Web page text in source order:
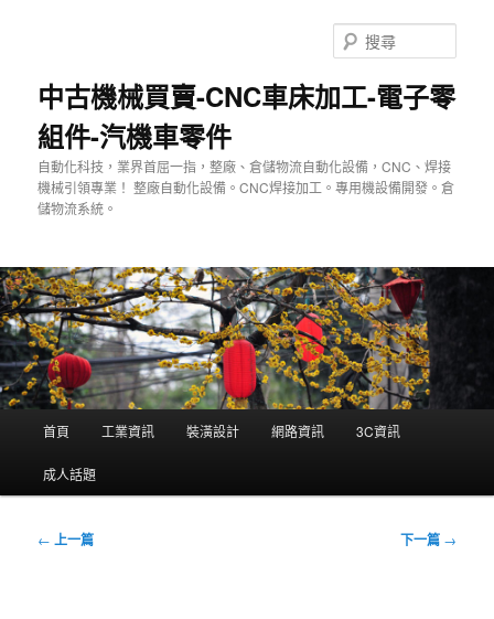
中古機械買賣-CNC車床加工-電子零
組件-汽機車零件
自動化科技，業界首屈一指，整廠、倉儲物流自動化設備，CNC、焊接
機械引領專業！ 整廠自動化設備。CNC焊接加工。專用機設備開發。倉
儲物流系統。
尋
單
首頁 工業資訊 裝潢設計 網路資訊 3C資訊
成人話題
文
← 上一篇 下一篇 →